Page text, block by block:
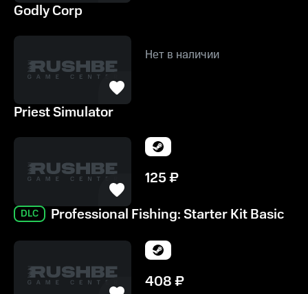
Godly Corp
Нет в наличии
Priest Simulator
125₽
DLC Professional Fishing: Starter Kit Basic
408₽